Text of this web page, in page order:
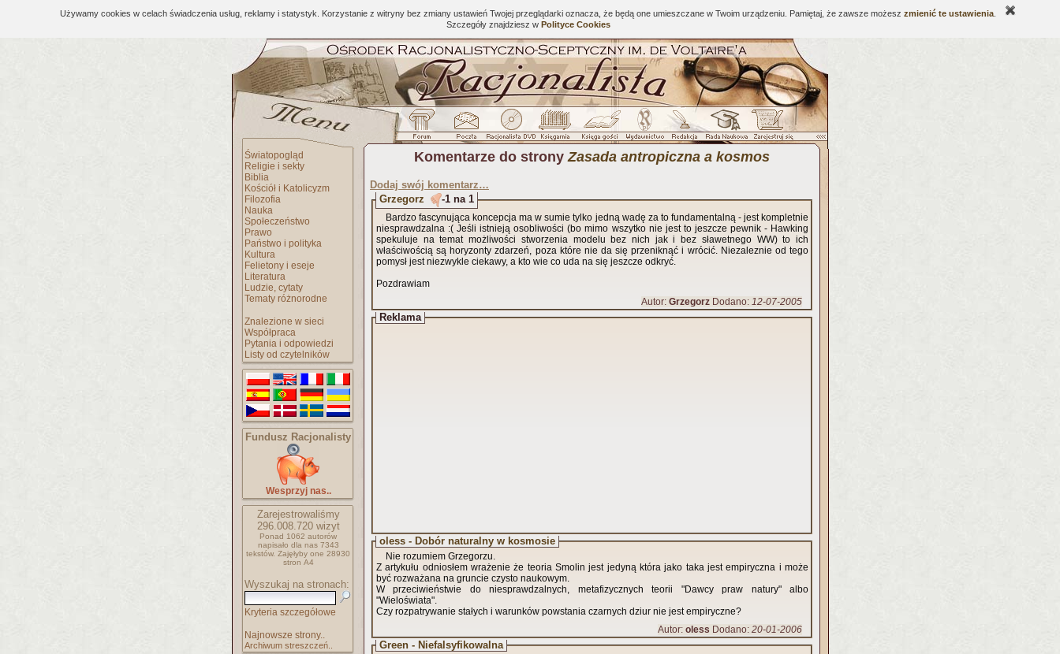
Używamy cookies w celach świadczenia usług, reklamy i statystyk. Korzystanie z witryny bez zmiany ustawień Twojej przeglądarki oznacza, że będą one umieszczane w Twoim urządzeniu. Pamiętaj, że zawsze możesz zmienić te ustawienia
Szczegóły znajdziesz w Polityce Cookies
Światopogląd
Religie i sekty
Biblia
Kościół i Katolicyzm
Filozofia
Nauka
Społeczeństwo
Prawo
Państwo i polityka
Kultura
Felietony i eseje
Literatura
Ludzie, cytaty
Tematy różnorodne
Znalezione w sieci
Współpraca
Pytania i odpowiedzi
Listy od czytelników
Fundusz Racjonalisty
Wesprzyj nas..
Zarejestrowaliśmy
296.008.720wizyt
Ponad 1062 autorów
napisało dla nas 7343
tekstów. Zajęłyby one 28930
stron A4
Wyszukaj na stronach:
Kryteria szczegółowe
Najnowsze strony..
Archiwum streszczeń..
Komentarze do stronyZasada antropiczna a kosmos
Dodaj swój komentarz…
Grzegorz
-1 na 1
Bardzo fascynująca koncepcja ma w sumie tylko jedną wadę za to fundamentalną - jest kompletnie
niesprawdzalna :( Jeśli istnieją osobliwości (bo mimo wszytko nie jest to jeszcze pewnik - Hawking
spekuluje na temat możliwości stworzenia modelu bez nich jak i bez sławetnego WW) to ich
właściwością są horyzonty zdarzeń, poza które nie da się przeniknąć i wrócić. Niezaleznie od tego
pomysł jest niezwykle ciekawy, a kto wie co uda na się jeszcze odkryć.
Pozdrawiam
Autor: Grzegorz Dodano: 12-07-2005
Reklama
oless - Dobór naturalny w kosmosie
Nie rozumiem Grzegorzu.
Z artykułu odniosłem wrażenie że teoria Smolin jest jedyną która jako taka jest empiryczna i może
być rozważana na gruncie czysto naukowym.
W przeciwieństwie do niesprawdzalnych, metafizycznych teorii "Dawcy praw natury" albo
"Wieloświata".
Czy rozpatrywanie stałych i warunków powstania czarnych dziur nie jest empiryczne?
Autor: oless Dodano: 20-01-2006
Green - Niefalsyfikowalna